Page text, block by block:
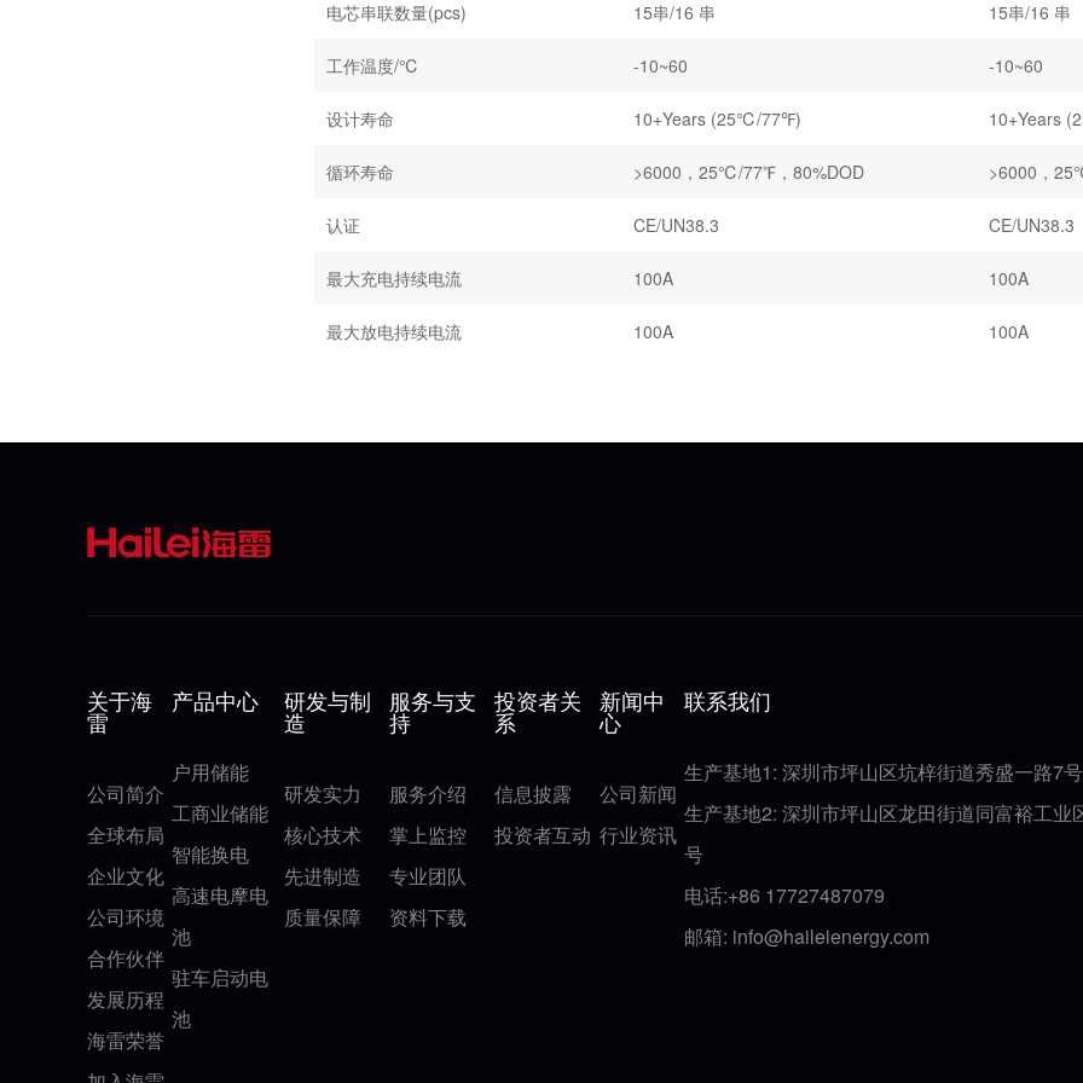
电芯串联数量(pcs) 15串/16 串 15串/16 串
工作温度/℃ -10~60 -10~60
设计寿命 10+Years (25℃/77℉) 10+Years
循环寿命 >6000，25℃/77℉，80%DOD >6000，
认证 CE/UN38.3 CE/UN38.3
最大充电持续电流 100A 100A
最大放电持续电流 100A 100A
关于海
雷
公司简介
全球布局
企业文化
公司环境
合作伙伴
发展历程
海雷荣誉
产品中心
户用储能
工商业储能
智能换电
高速电摩电
池
驻车启动电
池
研发与制
造
研发实力
核心技术
先进制造
质量保障
服务与支
持
服务介绍
掌上监控
专业团队
资料下载
投资者关
系
信息披露
投资者互动
新闻中
心
公司新闻
行业资讯
联系我们
生产基地1: 深圳市坪山区坑梓街道秀盛一路7号
生产基地2: 深圳市坪山区龙田街道同富裕工业
号
电话:+86 17727487079
邮箱: info@haileienergy.com